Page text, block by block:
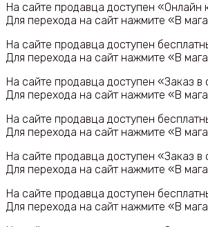
На сайте продавца доступен «Онлайн
Для перехода на сайт нажмите «В
На сайте продавца доступен
Для перехода на сайт нажмите «В
На сайте продавца доступен «Заказ в
Для перехода на сайт нажмите «В
На сайте продавца доступен
Для перехода на сайт нажмите «В
На сайте продавца доступен «Заказ в
Для перехода на сайт нажмите «В
На сайте продавца доступен
Для перехода на сайт нажмите «В